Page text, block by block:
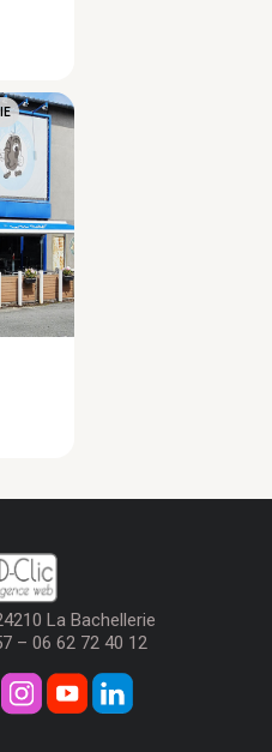
La Bachellerie
– 06 62 72 40 12